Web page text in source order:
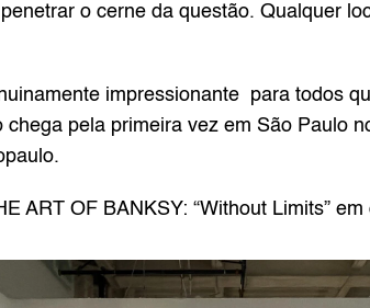
o cerne da questão. Qualquer
impressionante  para todos
pela primeira vez em São Paulo
.
ART OF BANKSY: “Without Limits”